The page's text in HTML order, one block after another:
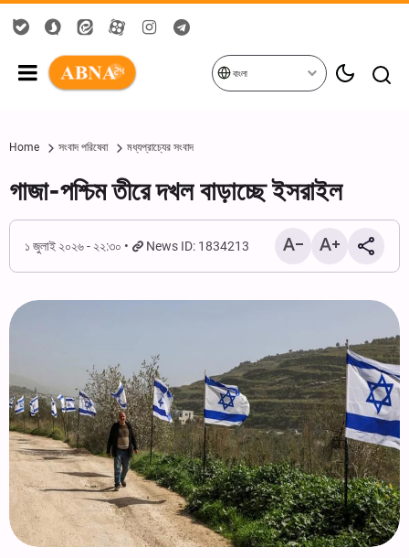
বাংলা
Home সংবাদ পরিষেবা মধ্যপ্রাচ্যের সংবাদ
গাজা-পশ্চিম তীরে দখল বাড়াচ্ছে ইসরাইল
১ জুলাই ২০২৬ - ২২:৩০ News ID: 1834213